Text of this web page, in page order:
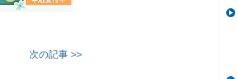
次の記事 >>